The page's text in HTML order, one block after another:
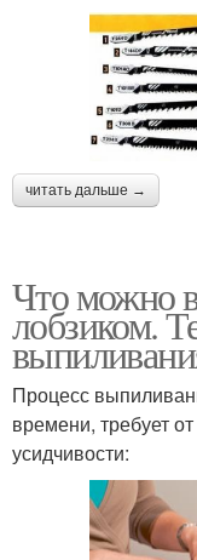
читать дальше →
Что можно
лобзиком.
Процесс
времени, требует
усидчивости: